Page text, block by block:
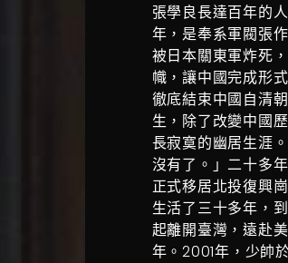
張學良長達百年的
年，是奉系軍閥張
被日本關東軍炸死
幟，讓中國完成形
徹底結束中國自清
生，除了改變中國
長寂寞的幽居生涯
沒有了。」二十多
正式移居北投復興
生活了三十多年，
起離開臺灣，遠赴
年。2001年，少帥